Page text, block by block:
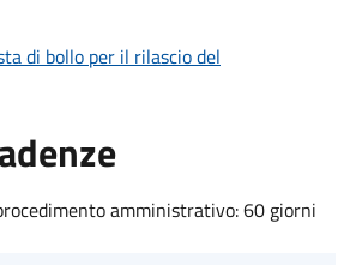
di bollo per il rilascio del
amministrativo: 60 giorni